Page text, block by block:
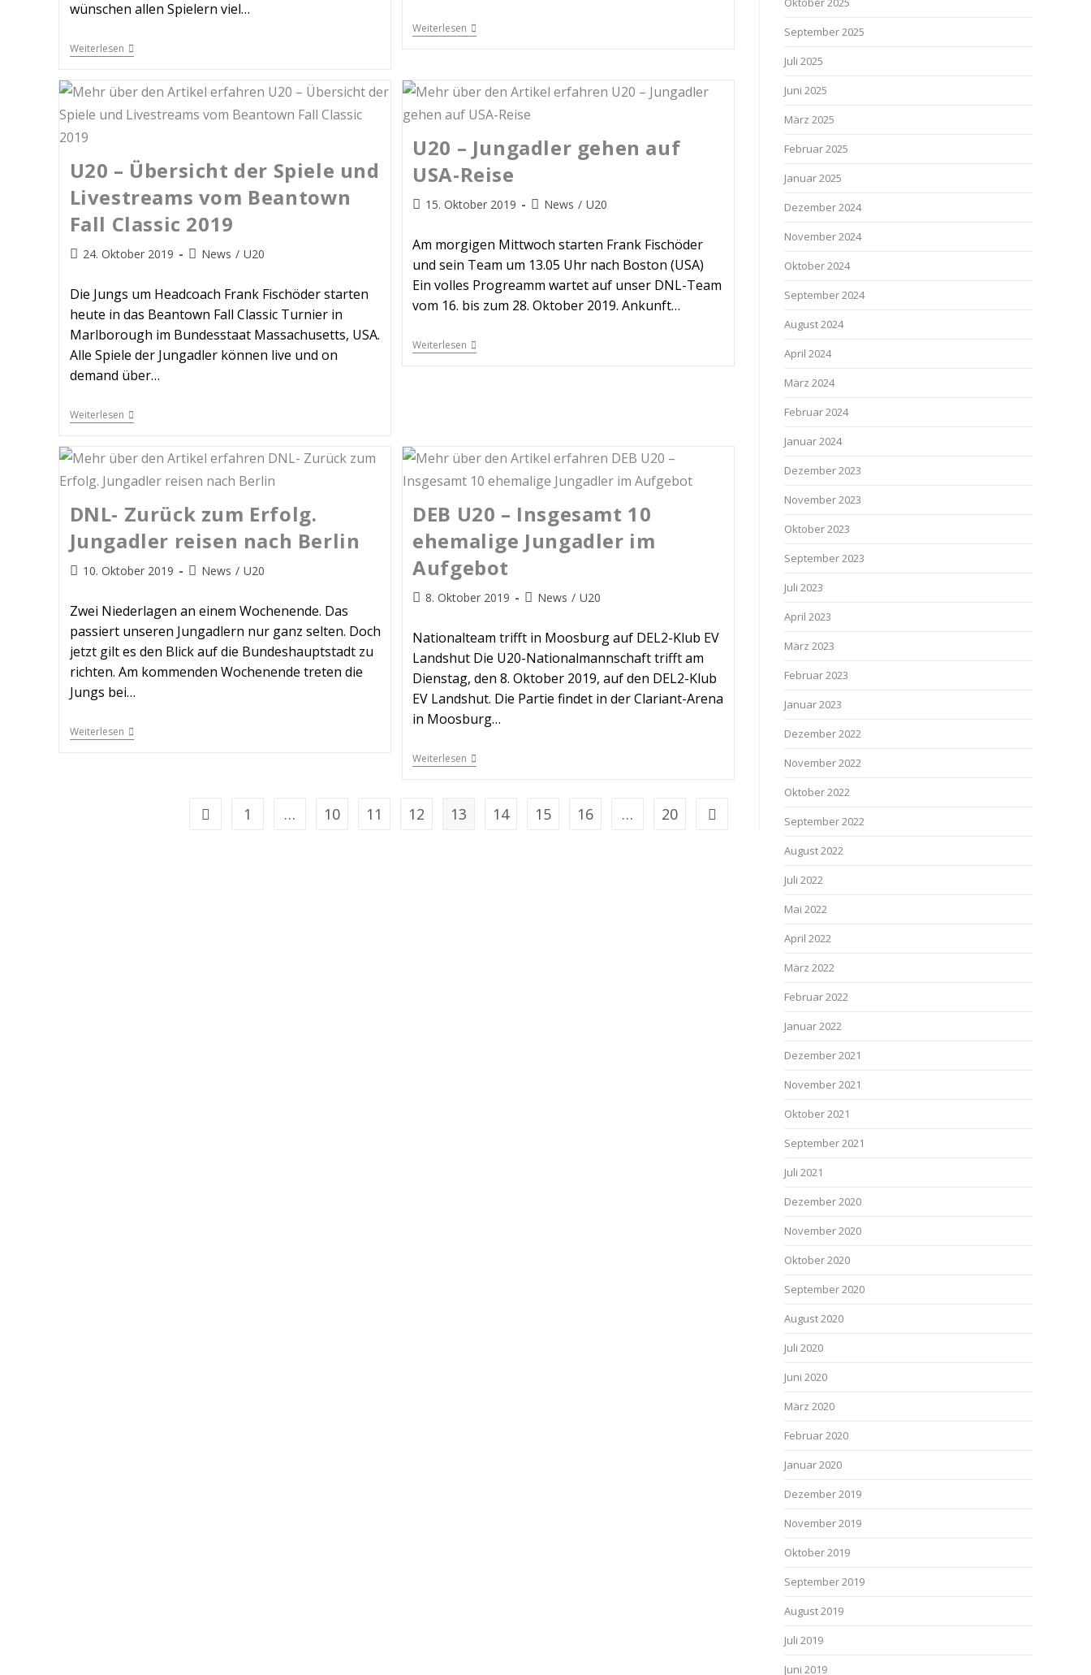
wünschen allen Spielern viel…
Weiterlesen
Weiterlesen
U20 – Übersicht der Spiele und
Livestreams vom Beantown
Fall Classic 2019
24. Oktober 2019 News / U20
Die Jungs um Headcoach Frank Fischöder starten
heute in das Beantown Fall Classic Turnier in
Marlborough im Bundesstaat Massachusetts, USA.
Alle Spiele der Jungadler können live und on
demand über…
Weiterlesen
U20 – Jungadler gehen auf
USA-Reise
15. Oktober 2019 News / U20
Am morgigen Mittwoch starten Frank Fischöder
und sein Team um 13.05 Uhr nach Boston (USA)
Ein volles Progreamm wartet auf unser DNL-Team
vom 16. bis zum 28. Oktober 2019. Ankunft…
Weiterlesen
DNL- Zurück zum Erfolg.
Jungadler reisen nach Berlin
10. Oktober 2019 News / U20
Zwei Niederlagen an einem Wochenende. Das
passiert unseren Jungadlern nur ganz selten. Doch
jetzt gilt es den Blick auf die Bundeshauptstadt zu
richten. Am kommenden Wochenende treten die
Jungs bei…
Weiterlesen
DEB U20 – Insgesamt 10
ehemalige Jungadler im
Aufgebot
8. Oktober 2019 News / U20
Nationalteam trifft in Moosburg auf DEL2-Klub EV
Landshut Die U20-Nationalmannschaft trifft am
Dienstag, den 8. Oktober 2019, auf den DEL2-Klub
EV Landshut. Die Partie findet in der Clariant-Arena
in Moosburg…
Weiterlesen
1 … 10 11 12 13 14 15 16 … 20
September 2025
Juli 2025
Juni 2025
März 2025
Februar 2025
Januar 2025
Dezember 2024
November 2024
Oktober 2024
September 2024
August 2024
April 2024
März 2024
Februar 2024
Januar 2024
Dezember 2023
November 2023
Oktober 2023
September 2023
Juli 2023
April 2023
März 2023
Februar 2023
Januar 2023
Dezember 2022
November 2022
Oktober 2022
September 2022
August 2022
Juli 2022
Mai 2022
April 2022
März 2022
Februar 2022
Januar 2022
Dezember 2021
November 2021
Oktober 2021
September 2021
Juli 2021
Dezember 2020
November 2020
Oktober 2020
September 2020
August 2020
Juli 2020
Juni 2020
März 2020
Februar 2020
Januar 2020
Dezember 2019
November 2019
Oktober 2019
September 2019
August 2019
Juli 2019
Juni 2019